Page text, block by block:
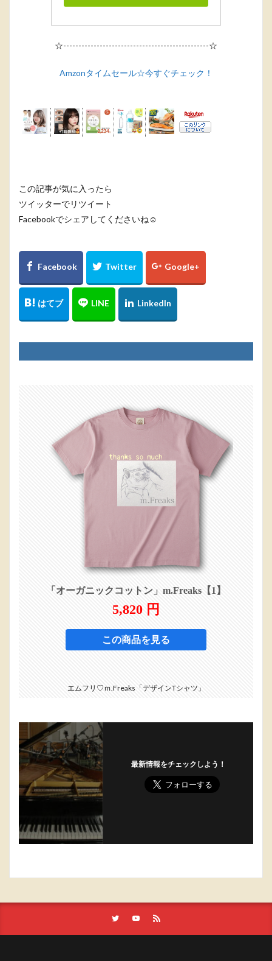
☆------------------------------------------------☆
Amzonタイムセール☆今すぐチェック！
この記事が気に入ったら
ツイッターでリツイート
Facebookでシェアしてくださいね☺️
エムフリ♡ｍ.Freaks「デザインTシャツ」
最新情報をチェックしよう！